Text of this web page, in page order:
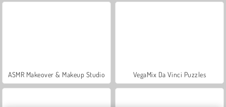
ASMR Makeover & Makeup Studio VegaMix Da Vinci Puzzles